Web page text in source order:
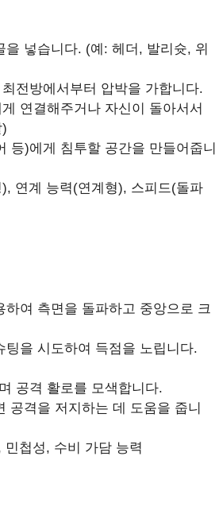
넣습니다. (예: 헤더, 발리슛, 위
전방에서부터 압박을 가합니다.
연결해주거나 자신이 돌아서서
등)에게 침투할 공간을 만들어줍니
연계 능력(연계형), 스피드(돌파
여 측면을 돌파하고 중앙으로 크
을 시도하여 득점을 노립니다.
공격 활로를 모색합니다.
공격을 저지하는 데 도움을 줍니
첩성, 수비 가담 능력